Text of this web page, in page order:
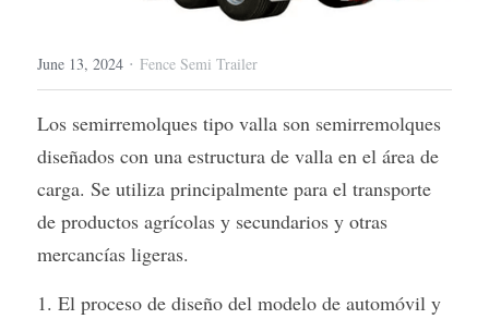
Flatbed Semi Trailer
LowBed Trailer
Container Flatbed Trailer
Road Cleaning Truck
Curtain Side Transport Semi-trailer
Tanker Semi Trailer
Bulk Cement Tank Trailer
LNG Tanker Trailer
Container Side Loader Semi Trailer
Dump Semi Trailer
SHIPPING VIDEO
CONTACT
Search
June 13, 2024 · Fence Semi Trailer
Los semirremolques tipo valla son semirremolques
diseñados con una estructura de valla en el área de
carga. Se utiliza principalmente para el transporte
de productos agrícolas y secundarios y otras
mercancías ligeras.
1. El proceso de diseño del modelo de automóvil y